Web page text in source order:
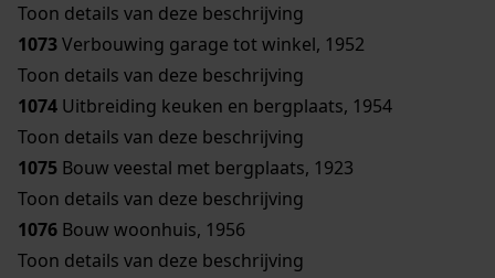
Toon details van deze beschrijving
1073Verbouwing garage tot winkel, 1952
Toon details van deze beschrijving
1074 Uitbreiding keuken en bergplaats, 1954
Toon details van deze beschrijving
1075 Bouw veestal met bergplaats, 1923
Toon details van deze beschrijving
1076 Bouw woonhuis, 1956
Toon details van deze beschrijving